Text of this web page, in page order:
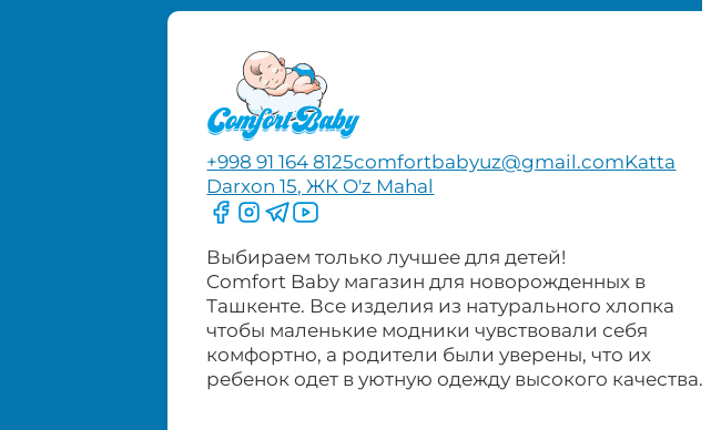
+998 91 164 8125comfortbabyuz@gmail.comKatta
Darxon 15, ЖК O'z Mahal
Следите за нами на Facebook
Следите за нами в Instagram
Следите за нами в Telegram
Следите за нами в YouTube
Выбираем только лучшее для детей!
Comfort Baby магазин для новорожденных в
Ташкенте. Все изделия из натурального хлопка
чтобы маленькие модники чувствовали себя
комфортно, а родители были уверены, что их
ребенок одет в уютную одежду высокого качества.